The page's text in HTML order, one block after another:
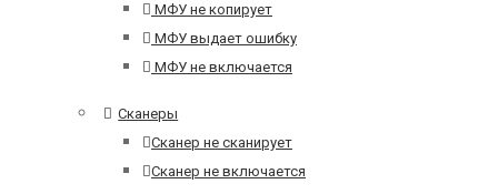
МФУ не копирует
МФУ выдает ошибку
МФУ не включается
Сканеры
Сканер не сканирует
Сканер не включается